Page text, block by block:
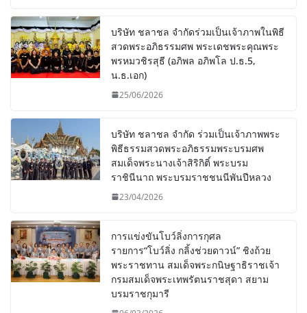
บริษัท ชลาชล จำกัดร่วมเป็นเจ้าภาพในพิธี
สวดพระอภิธรรมศพ พระเดชพระคุณพระ
พรหมวชิรสุธี (อภิพล อภิพโล ป.ธ.5,
น.ธ.เอก)
25/06/2026
บริษัท ชลาชล จำกัด ร่วมเป็นเจ้าภาพพระ
พิธีธรรมสวดพระอภิธรรมพระบรมศพ
สมเด็จพระนางเจ้าสิริกิติ์ พระบรม
ราชินีนาถ พระบรมราชชนนีพันปีหลวง
23/04/2026
การแข่งขันโบว์ลิ่งการกุศล
รายการ“โบว์ลิ่ง กลิ้งช่วยดาวน์” ชิงถ้วย
พระราชทาน สมเด็จพระกนิษฐาธิราชเจ้า
กรมสมเด็จพระเทพรัตนราชสุดา สยาม
บรมราชกุมารี